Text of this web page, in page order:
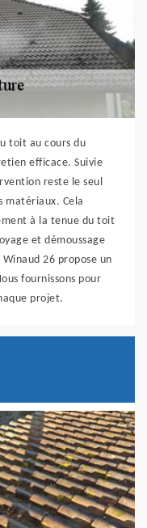
toit au cours du
efficace. Suivie
reste le seul
matériaux. Cela
à la tenue du toit
et démoussage
26 propose un
fournissons pour
projet.